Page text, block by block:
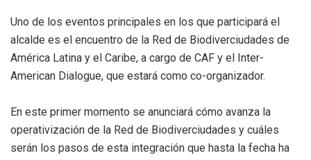
Uno de los eventos principales en los que participará el
alcalde es el encuentro de la Red de Biodiverciudades de
América Latina y el Caribe, a cargo de CAF y el Inter-
American Dialogue, que estará como co-organizador.
En este primer momento se anunciará cómo avanza la
operativización de la Red de Biodiverciudades y cuáles
serán los pasos de esta integración que hasta la fecha ha